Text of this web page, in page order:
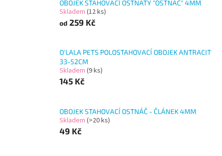
OBOJEK STAHOVACÍ OSTNATÝ "OSTNÁČ" 4MM
Skladem (12 ks)
od 259 Kč
O'LALA PETS POLOSTAHOVACÍ OBOJEK ANTRACIT
33-52CM
Skladem (9 ks)
145 Kč
OBOJEK STAHOVACÍ OSTNÁČ - ČLÁNEK 4MM
Skladem (>20 ks)
49 Kč